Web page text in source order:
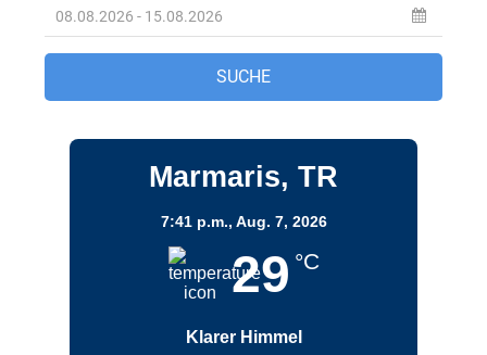
Marmaris, TR
7:41 p.m., Aug. 7, 2026
29 °C
Klarer Himmel